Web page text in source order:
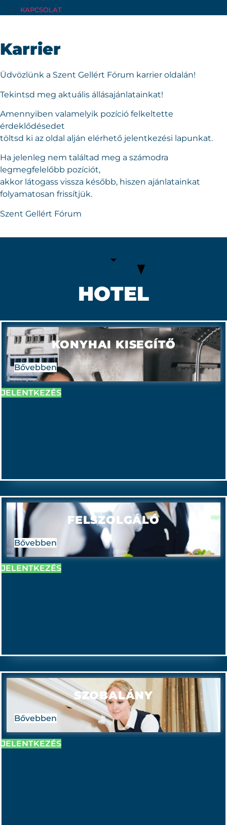
KAPCSOLAT
Karrier
Üdvözlünk a Szent Gellért Fórum karrier oldalán!
Tekintsd meg aktuális állásajánlatainkat!
Amennyiben valamelyik pozíció felkeltette
érdeklődésedet
töltsd ki az oldal alján elérhető jelentkezési lapunkat.
Ha jelenleg nem találtad meg a számodra
legmegfelelőbb pozíciót,
akkor látogass vissza később, hiszen ajánlatainkat
folyamatosan frissítjük.
Szent Gellért Fórum
HOTEL
KONYHAI KISEGÍTŐ
Bővebben
JELENTKEZÉS
FELSZOLGÁLÓ
Bővebben
JELENTKEZÉS
SZOBALÁNY
Bővebben
JELENTKEZÉS